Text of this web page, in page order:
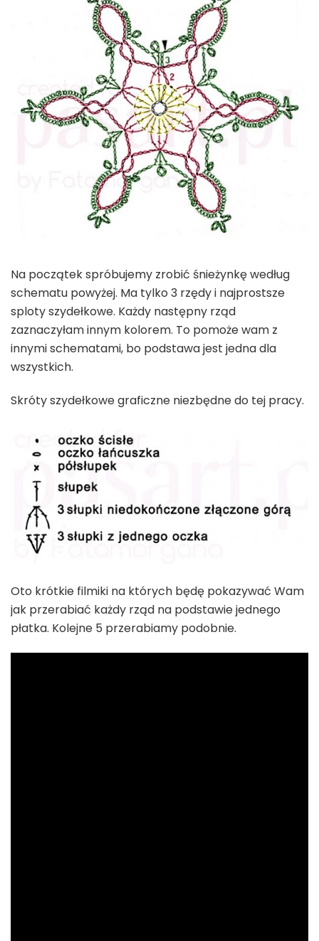
Na początek spróbujemy zrobić śnieżynkę według
schematu powyżej. Ma tylko 3 rzędy i najprostsze
sploty szydełkowe. Każdy następny rząd
zaznaczyłam innym kolorem. To pomoże wam z
innymi schematami, bo podstawa jest jedna dla
wszystkich.
Skróty szydełkowe graficzne niezbędne do tej pracy.
Oto krótkie filmiki na których będę pokazywać Wam
jak przerabiać każdy rząd na podstawie jednego
płatka. Kolejne 5 przerabiamy podobnie.